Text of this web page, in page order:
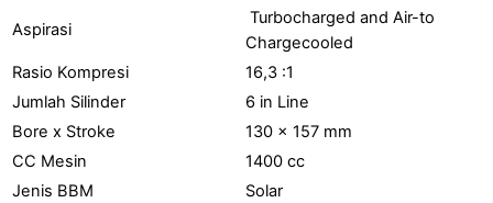
Aspirasi
Turbocharged and Air-to
Chargecooled
Rasio Kompresi
16,3 :1
Jumlah Silinder
6 in Line
Bore x Stroke
130 x 157 mm
CC Mesin
1400 cc
Jenis BBM
Solar